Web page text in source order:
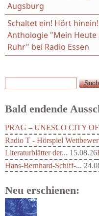
Augsburg
Schaltet ein! Hört
Anthologie "Mein
Ruhr" bei Radio Essen
Suchformular
Suche
Bald endende
PRAG – UNESCO CITY
Radio T - Hörspiel
Literaturblätter der... 15.08.26
Hans-Bernhard-Schiff-...
Neu erschienen: